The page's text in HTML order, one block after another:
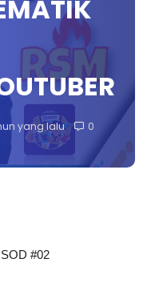
yang lalu 0
#02